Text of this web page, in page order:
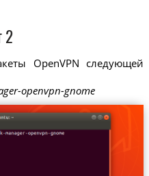
2
OpenVPN следующей
openvpn-gnome